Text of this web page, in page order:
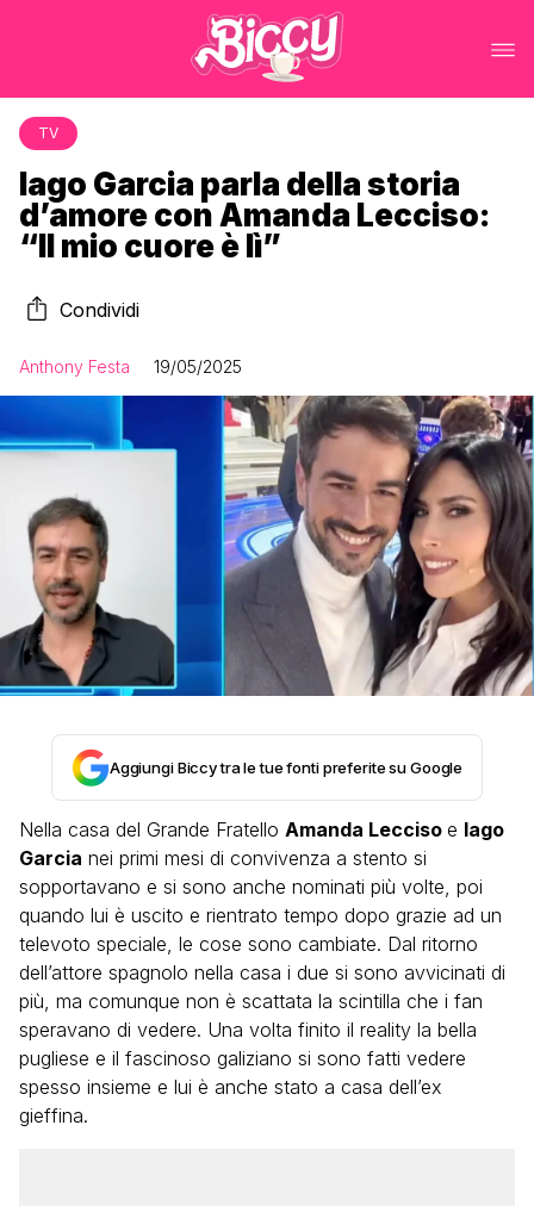
TV
Iago Garcia parla della storia
d’amore con Amanda Lecciso:
“Il mio cuore è lì”
Condividi
Anthony Festa 19/05/2025
Aggiungi Biccy tra le tue fonti preferite su Google
Nella casa del Grande Fratello Amanda Lecciso e Iago
Garcia nei primi mesi di convivenza a stento si
sopportavano e si sono anche nominati più volte, poi
quando lui è uscito e rientrato tempo dopo grazie ad un
televoto speciale, le cose sono cambiate. Dal ritorno
dell’attore spagnolo nella casa i due si sono avvicinati di
più, ma comunque non è scattata la scintilla che i fan
speravano di vedere. Una volta finito il reality la bella
pugliese e il fascinoso galiziano si sono fatti vedere
spesso insieme e lui è anche stato a casa dell’ex
gieffina.